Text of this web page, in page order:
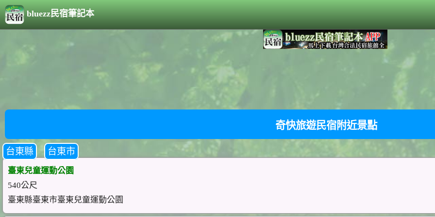
bluezz民宿筆記本
奇快旅遊民宿附近景點
台東縣 台東市
臺東兒童運動公園
540公尺
臺東縣臺東市臺東兒童運動公園